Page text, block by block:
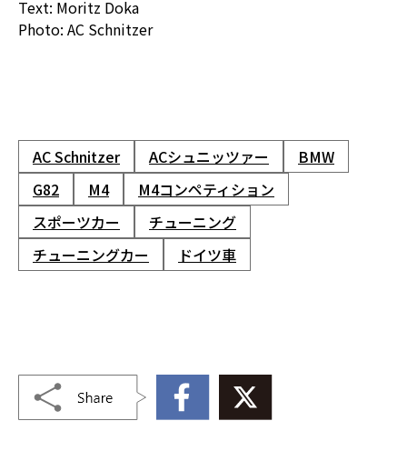
Text: Moritz Doka
Photo: AC Schnitzer
AC Schnitzer ACシュニッツァー
BMW
G82
M4
M4コンペティション
スポーツカー
チューニング
チューニングカー
ドイツ車